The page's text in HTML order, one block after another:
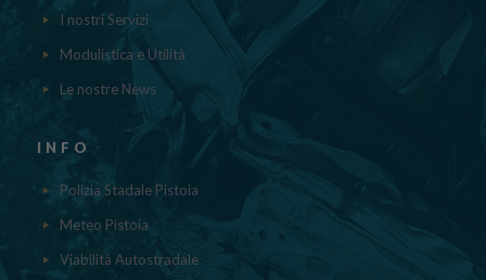
I nostri Servizi
Modulistica e Utilità
Le nostre News
INFO
Polizia Stadale Pistoia
Meteo Pistoia
Viabilità Autostradale